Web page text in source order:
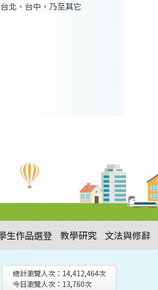
北、台中，乃至其它
生作品選登 教學研究 文法與修辭
總計瀏覽人次： 14,412,464次
今日瀏覽人次： 13,760次